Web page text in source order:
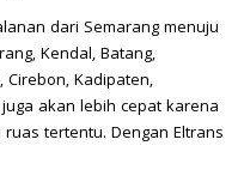
dari Semarang menuju
Kendal, Batang,
Cirebon, Kadipaten,
akan lebih cepat karena
tertentu. Dengan Eltrans